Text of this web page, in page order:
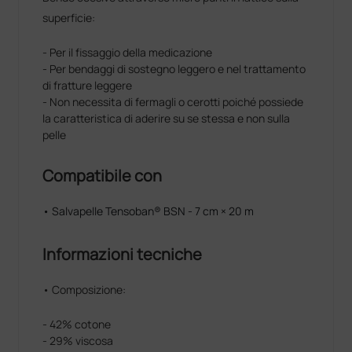
superficie:
- Per il fissaggio della medicazione
- Per bendaggi di sostegno leggero e nel trattamento
di fratture leggere
- Non necessita di fermagli o cerotti poiché possiede
la caratteristica di aderire su se stessa e non sulla
pelle
Compatibile con
• Salvapelle Tensoban® BSN - 7 cm × 20 m
Informazioni tecniche
• Composizione:
- 42% cotone
- 29% viscosa